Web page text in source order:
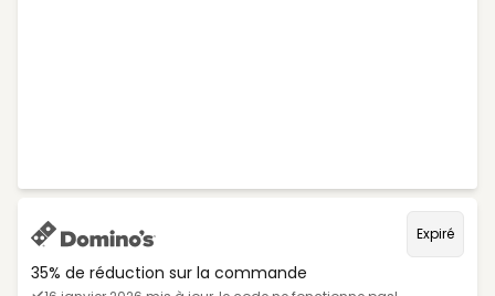
Expiré
35% de réduction sur la commande